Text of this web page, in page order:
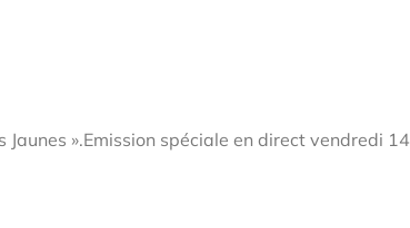
».Emission spéciale en direct vendredi 14